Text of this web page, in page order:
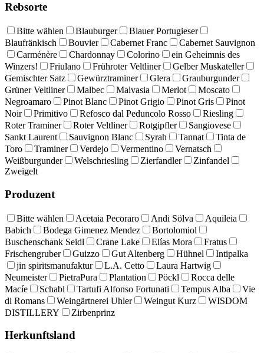
Rebsorte
Bitte wählen Blauburger
Blauer Portugieser
Blaufränkisch
Bouvier Cabernet Franc
Cabernet Sauvignon
Carménère
Chardonnay Colorino
ein Geheimnis des
Winzers!
Friulano Frühroter Veltliner
Gelber Muskateller
Gemischter Satz
Gewürztraminer Glera
Grauburgunder
Grüner Veltliner
Malbec Malvasia Merlot
Moscato
Negroamaro
Pinot Blanc Pinot Grigio Pinot Gris
Pinot
Noir
Primitivo Refosco dal Peduncolo Rosso
Riesling
Roter Traminer
Roter Veltliner Rotgipfler
Sangiovese
Sankt Laurent
Sauvignon Blanc Syrah Tannat
Tinta de
Toro
Traminer Verdejo Vermentino
Vernatsch
Weißburgunder
Welschriesling Zierfandler
Zinfandel
Zweigelt
Produzent
Bitte wählen Acetaia Pecoraro Andi Sölva
Aquileia
Babich
Bodega Gimenez Mendez
Bortolomiol
Buschenschank Seidl
Crane Lake Elías Mora
Fratus
Frischengruber
Guizzo Gut Altenberg Hühnel
Intipalka
jin spiritsmanufaktur
L.A. Cetto
Laura Hartwig
Neumeister
PietraPura Plantation Pöckl
Rocca delle
Macíe
Schabl Tartufi Alfonso Fortunati Tempus Alba
Vie
di Romans
Weingärtnerei Uhler Weingut Kurz
WISDOM
DISTILLERY
Zirbenprinz
Herkunftsland